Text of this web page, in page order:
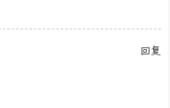
回复